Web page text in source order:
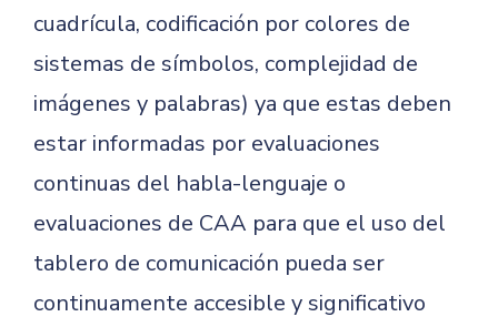
cuadrícula, codificación por colores de
sistemas de símbolos, complejidad de
imágenes y palabras) ya que estas deben
estar informadas por evaluaciones
continuas del habla-lenguaje o
evaluaciones de CAA para que el uso del
tablero de comunicación pueda ser
continuamente accesible y significativo